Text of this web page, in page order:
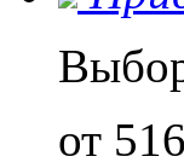
от